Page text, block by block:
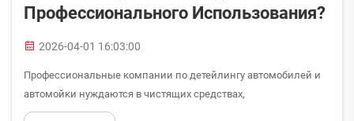
Профессионального Использования?
2026-04-01 16:03:00
Профессиональные компании по детейлингу автомобилей и
автомойки нуждаются в чистящих средствах,
обеспечивающих стабильные и высококачественные